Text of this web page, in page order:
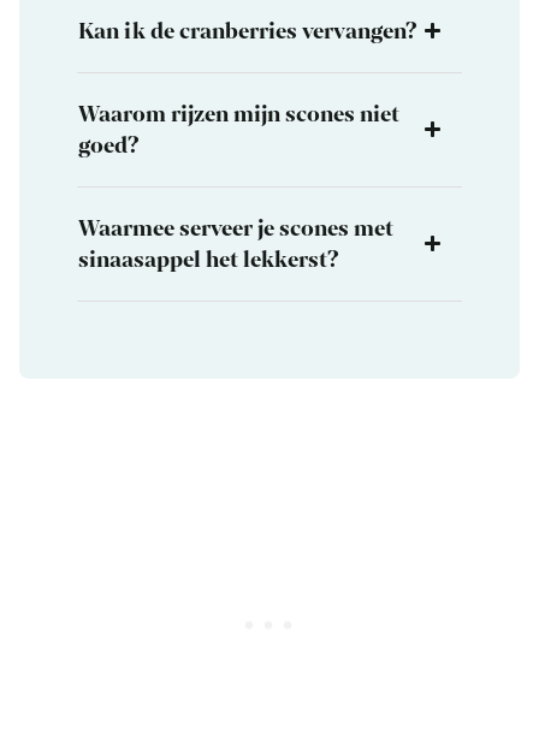
Kan ik de cranberries vervangen?
Waarom rijzen mijn scones niet
goed?
Waarmee serveer je scones met
sinaasappel het lekkerst?